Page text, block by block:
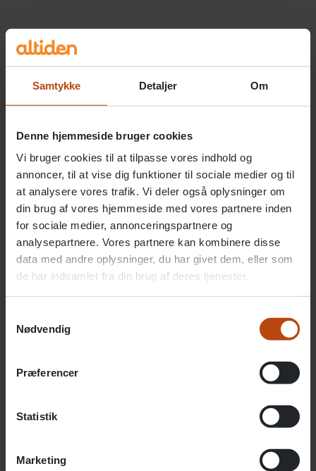
Samtykke Detaljer Om
Denne hjemmeside bruger cookies
Vi bruger cookies til at tilpasse vores indhold og
annoncer, til at vise dig funktioner til sociale medier og til
at analysere vores trafik. Vi deler også oplysninger om
din brug af vores hjemmeside med vores partnere inden
for sociale medier, annonceringspartnere og
analysepartnere. Vores partnere kan kombinere disse
data med andre oplysninger, du har givet dem, eller som
de har indsamlet fra din brug af deres tjenester.
Nødvendig
Præferencer
Statistik
Marketing
Samværet med forældre
Samværet med forældrene bliver fastlagt af kommunen,
men det sker i dialog med barnet/den unge. Vi
skabe en god struktur i samværet. Hvis barnet f.eks. har
brug for støtte ved et hjemmebesøg, tager personalet
gerne med for at skabe et trygt besøg. Hos Altiden
inviterer vi forældrene med til de nye traditioner, som
børnene får på børne- og ungehjemmet (tidl. kaldet
opholdsstedet), såsom julearrangementer, påskefrokoster
og sommerfester.
Læs mere om de forskellige former for